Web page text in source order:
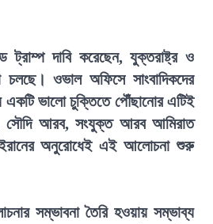
ট্রাম্প দাবি করেছেন, যুক্তরাষ্ট্র ও
ওভাল অফিসে সাংবাদিকদের
একটি ভালো চুক্তিতে পৌঁছানোর এটিই
সৌদি আরব, সংযুক্ত আরব আমিরাত
অনুরোধেই এই আলোচনা শুরু
সম্ভাবনা তৈরি হওয়ায় সম্ভাব্য